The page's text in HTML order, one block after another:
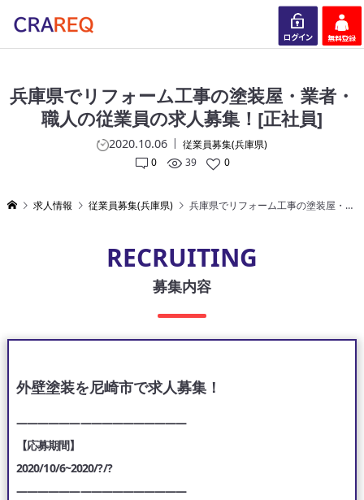
兵庫県でリフォーム工事の塗装屋・業者・
職人の従業員の求人募集！[正社員]
2020.10.06
従業員募集(兵庫県)
0
39 0
求人情報 従業員募集(兵庫県) 兵庫県でリフォーム工事の塗装屋・業者・職人の従業員の求人募集！[正社員]
RECRUITING
募集内容
外壁塗装を尼崎市で求人募集！
————————————————
【応募期間】
2020/10/6~2020/?/?
————————————————